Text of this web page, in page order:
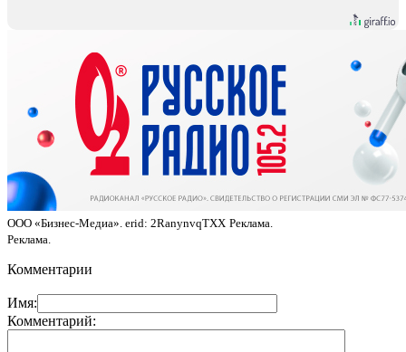
ООО «Бизнес-Медиа». erid: 2RanynvqTXX Реклама.
Реклама.
Комментарии
Имя:
Комментарий: